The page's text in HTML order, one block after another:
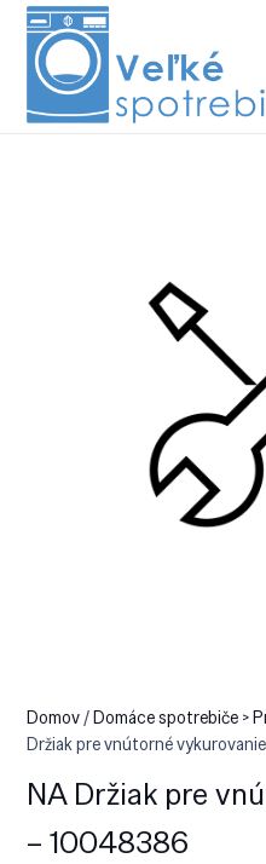
Domov/Domáce spotrebiče >
Držiak pre vnútorné
NA Držiak pre
– 10048386